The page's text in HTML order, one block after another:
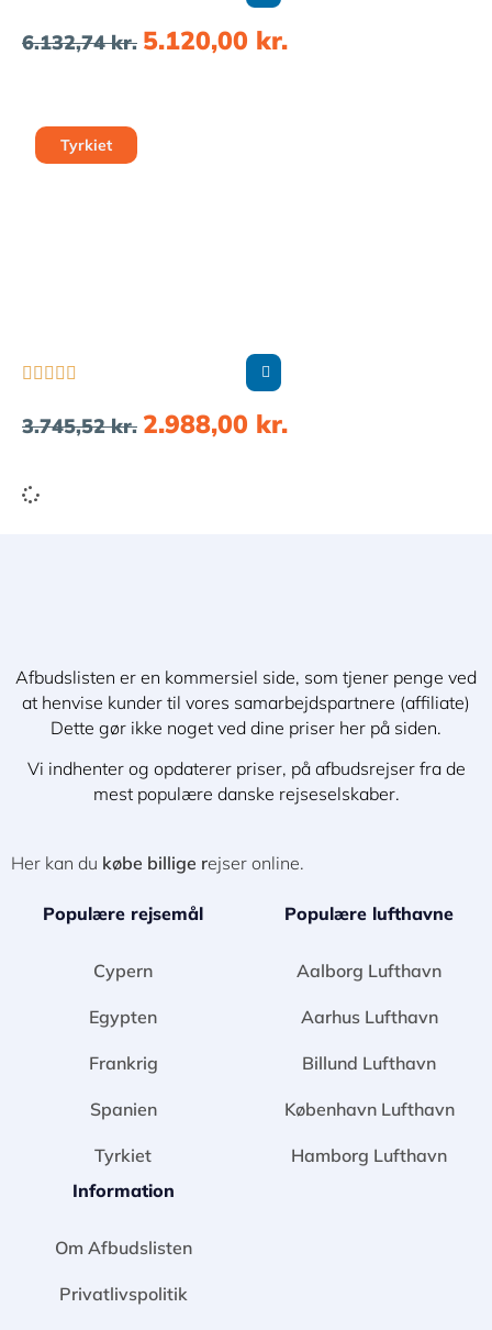
6.132,74kr. 5.120,00 kr.
Tyrkiet
    
3.745,52kr. 2.988,00 kr.
Afbudslisten er en kommersiel side, som tjener penge ved
at henvise kunder til vores samarbejdspartnere (affiliate)
Dette gør ikke noget ved dine priser her på siden.
Vi indhenter og opdaterer priser, på afbudsrejser fra de
mest populære danske rejseselskaber.
Her kan du købe billige rejser online.
Populære rejsemål
Cypern
Egypten
Frankrig
Spanien
Tyrkiet
Populære lufthavne
Aalborg Lufthavn
Aarhus Lufthavn
Billund Lufthavn
København Lufthavn
Hamborg Lufthavn
Information
Om Afbudslisten
Privatlivspolitik